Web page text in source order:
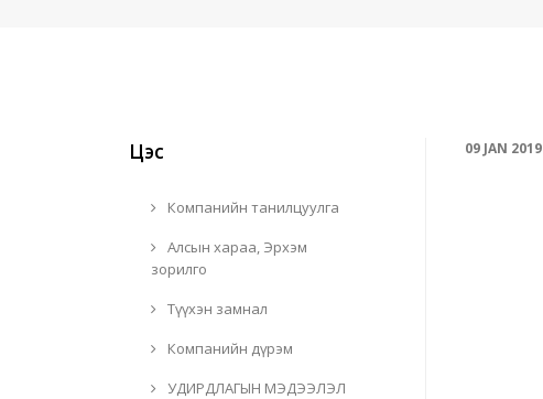
09 JAN 2019
Цэс
Компанийн танилцуулга
Алсын хараа, Эрхэм
зорилго
Түүхэн замнал
Компанийн дүрэм
УДИРДЛАГЫН МЭДЭЭЛЭЛ